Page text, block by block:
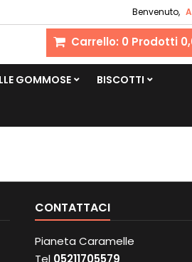
Benvenuto,
Carrello: 0 Prodotti
GOMMOSE BISCOTTI
CONTATTACI
Pianeta Caramelle
Tel 05211705579